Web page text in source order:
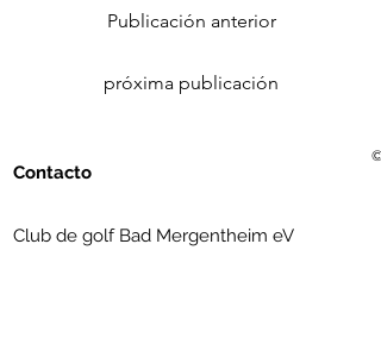
Publicación anterior
próxima publicación
Contacto
Club de golf Bad Mergentheim eV